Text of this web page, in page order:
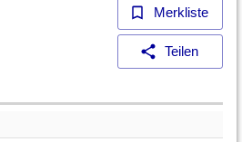
Merkliste
Teilen